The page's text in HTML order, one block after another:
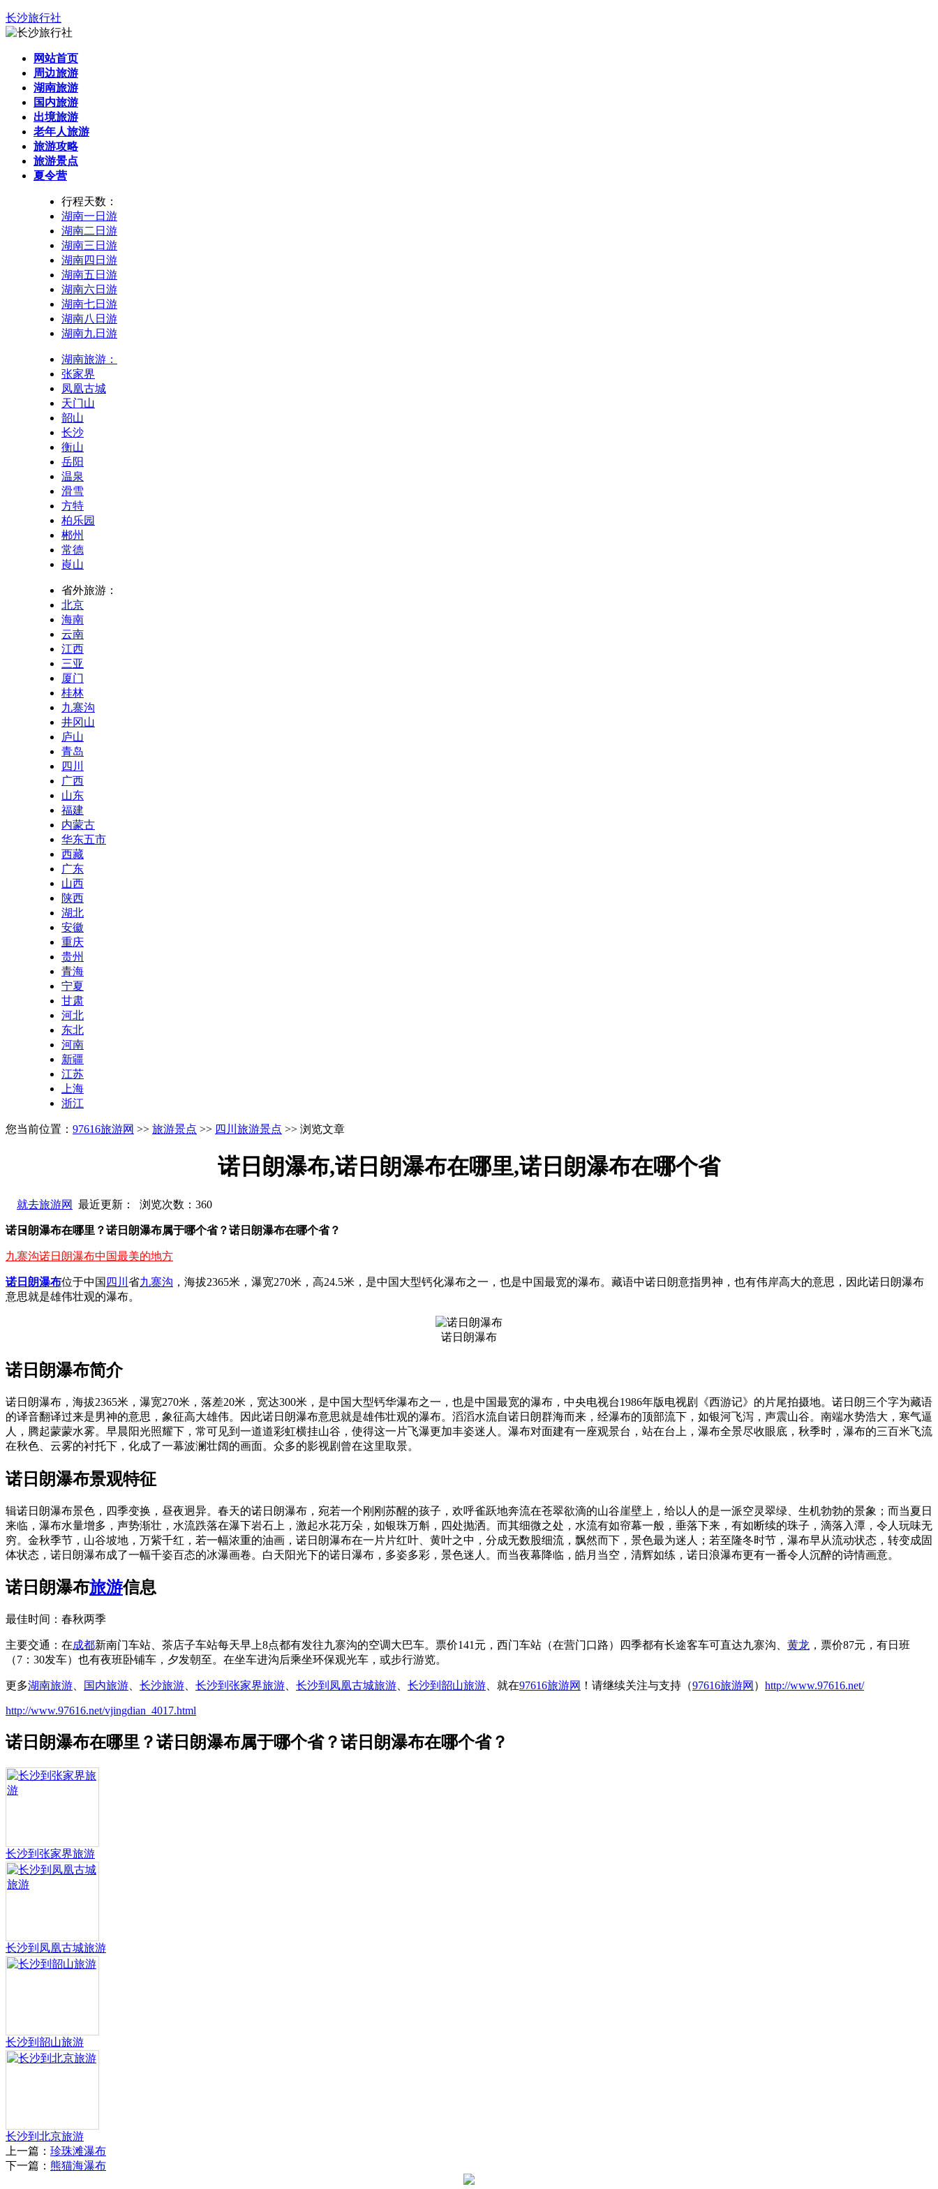
长沙旅行社
网站首页
周边旅游
湖南旅游
国内旅游
出境旅游
老年人旅游
旅游攻略
旅游景点
夏令营
行程天数：
湖南一日游
湖南二日游
湖南三日游
湖南四日游
湖南五日游
湖南六日游
湖南七日游
湖南八日游
湖南九日游
湖南旅游：
张家界
凤凰古城
天门山
韶山
长沙
衡山
岳阳
温泉
滑雪
方特
柏乐园
郴州
常德
崀山
省外旅游：
北京
海南
云南
江西
三亚
厦门
桂林
九寨沟
井冈山
庐山
青岛
四川
广西
山东
福建
内蒙古
华东五市
西藏
广东
山西
陕西
湖北
安徽
重庆
贵州
青海
宁夏
甘肃
河北
东北
河南
新疆
江苏
上海
浙江
您当前位置： 97616旅游网 >> 旅游景点 >> 四川旅游景点 >> 浏览文章
诺日朗瀑布,诺日朗瀑布在哪里,诺日朗瀑布在哪个省
就去旅游网 最近更新： 浏览次数： 360
诺日朗瀑布在哪里？诺日朗瀑布属于哪个省？诺日朗瀑布在哪个省？
九寨沟诺日朗瀑布中国最美的地方
诺日朗瀑布位于中国 四川 省九寨沟 ，海拔2365米，瀑宽270米，高24.5米，是中国大型钙化瀑布之一，也是中国最宽的瀑布。藏语中诺日朗意指男神，也有伟岸高大的意思，因此诺日朗瀑布
意思就是雄伟壮观的瀑布。
诺日朗瀑布
诺日朗瀑布简介
诺日朗瀑布，海拔2365米，瀑宽270米，落差20米，宽达300米，是中国大型钙华瀑布之一，也是中国最宽的瀑布，中央电视台1986年版电视剧《西游记》的片尾拍摄地。诺日朗三个字为藏语
的译音翻译过来是男神的意思，象征高大雄伟。因此诺日朗瀑布意思就是雄伟壮观的瀑布。滔滔水流自诺日朗群海而来，经瀑布的顶部流下，如银河飞泻，声震山谷。南端水势浩大，寒气逼
人，腾起蒙蒙水雾。早晨阳光照耀下，常可见到一道道彩虹横挂山谷，使得这一片飞瀑更加丰姿迷人。瀑布对面建有一座观景台，站在台上，瀑布全景尽收眼底，秋季时，瀑布的三百米飞流
在秋色、云雾的衬托下，化成了一幕波澜壮阔的画面。众多的影视剧曾在这里取景。
诺日朗瀑布景观特征
辑诺日朗瀑布景色，四季变换，昼夜迥异。春天的诺日朗瀑布，宛若一个刚刚苏醒的孩子，欢呼雀跃地奔流在苍翠欲滴的山谷崖壁上，给以人的是一派空灵翠绿、生机勃勃的景象；而当夏日
来临，瀑布水量增多，声势渐壮，水流跌落在瀑下岩石上，激起水花万朵，如银珠万斛，四处抛洒。而其细微之处，水流有如帘幕一般，垂落下来，有如断续的珠子，滴落入潭，令人玩味无
穷。金秋季节，山谷坡地，万紫千红，若一幅浓重的油画，诺日朗瀑布在一片片红叶、黄叶之中，分成无数股细流，飘然而下，景色最为迷人；若至隆冬时节，瀑布早从流动状态，转变成固
体状态，诺日朗瀑布成了一幅千姿百态的冰瀑画卷。白天阳光下的诺日瀑布，多姿多彩，景色迷人。而当夜幕降临，皓月当空，清辉如练，诺日浪瀑布更有一番令人沉醉的诗情画意。
诺日朗瀑布旅游信息
最佳时间：春秋两季
主要交通：在成都新南门车站、茶店子车站每天早上8点都有发往九寨沟的空调大巴车。票价141元，西门车站（在营门口路）四季都有长途客车可直达九寨沟、 黄龙 ，票价87元，有日班
（7：30发车）也有夜班卧铺车，夕发朝至。在坐车进沟后乘坐环保观光车，或步行游览。
更多湖南旅游 国内旅游 长沙旅游 长沙到张家界旅游 长沙到凤凰古城旅游 长沙到韶山旅游 、就在97616旅游网 ！请继续关注与支持（97616旅游网 ） http://www.97616.net/
http://www.97616.net/vjingdian_4017.html
诺日朗瀑布在哪里？诺日朗瀑布属于哪个省？诺日朗瀑布在哪个省？
长沙到张家界旅游
长沙到凤凰古城旅游
长沙到韶山旅游
长沙到北京旅游
上一篇： 珍珠滩瀑布
下一篇： 熊猫海瀑布